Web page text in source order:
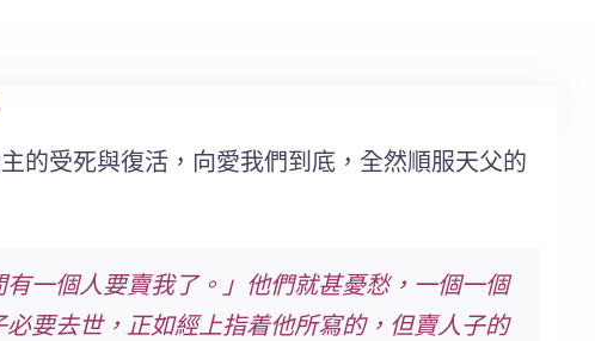
的受死與復活，向愛我們到底，全然順服天父的
一個人要賣我了。」他們就甚憂愁，一個一個
要去世，正如經上指着他所寫的，但賣人子的